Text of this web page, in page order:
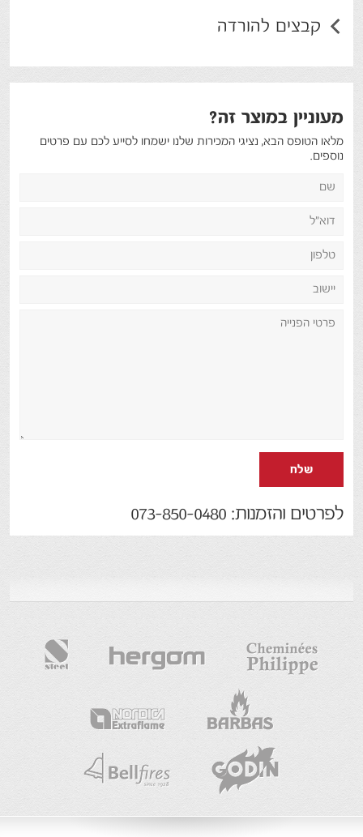
קבצים להורדה
מעוניין במוצר זה?
מלאו הטופס הבא, נציגי המכירות שלנו ישמחו לסייע לכם עם פרטים
נוספים.
שלח
לפרטים והזמנות: 073-850-0480